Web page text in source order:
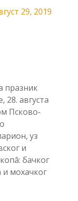
29, 2019
празник
28. августа
Псково-
уз
и
бачког
и мохачког